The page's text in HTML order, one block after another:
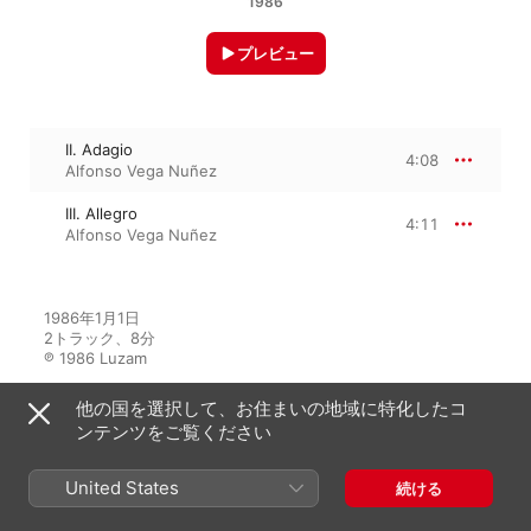
プレビュー
II. Adagio
Alfonso Vega Nuñez
4:08
III. Allegro
Alfonso Vega Nuñez
4:11
1986年1月1日
2トラック、8分
℗ 1986 Luzam
他の国を選択して、お住まいの地域に特化したコ
ンテンツをご覧ください
United States 続ける